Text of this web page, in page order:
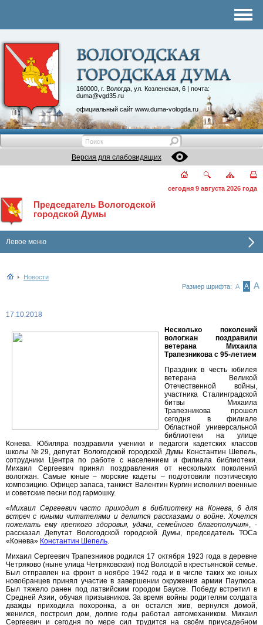
160000, г. Вологда, ул. Козленская, 6 | почта:
duma@vgd35.ru
официальный сайт www.duma-vologda.ru
Контакты
Депутатские объединения
Версия для слабовидящих
сегодня 9 августа 2026 года
Председатель Вологодской
городской Думы
Левое меню
Новости
Размер шрифта: А А А
17.10.2018
Несколько поколений
вологжан поздравили
ветерана Михаила
Трапезникова с 95-летием
Праздник в честь юбилея
ветерана Великой
Отечественной войны,
участника Сталинградской
битвы Михаила
Трапезникова прошел
сегодня в филиале
Областной универсальной
библиотеки на улице
Конева. Юбиляра поздравили ученики и педагоги кадетских классов
школы №29, депутат Вологодской городской Думы Константин Шепель,
сотрудники Центра по работе с населением и филиала библиотеки.
Михаил Сергеевич принял поздравления от нескольких поколений
вологжан. Самые юные – морские кадеты – подготовили поэтическую
композицию. Офицер запаса, танкист Валентин Кургин исполнил военные
и советские песни под гармошку.
«Михаил Сергеевич часто приходит в библиотеку на Конева, 6 для
встреч с юными читателями и делится рассказами о войне. Хочется
пожелать ему крепкого здоровья, удачи, семейного благополучия», -
рассказал Депутат Вологодской городской Думы, председатель ТОСа
«Конева» Константин Шепель.
Михаил Сергеевич Трапезников родился 17 октября 1923 года в деревне
Четряково (ныне улица Четряковская) под Вологдой в крестьянской семье.
Был отправлен на фронт в ноябре 1942 года и в числе таких же юных
новобранцев принял участие в завершении окружения армии Паулюса.
Был тяжело ранен под латвийским городом Бауске. Победу встретил в
Средней Азии, обучая призывников. За время войны родителям солдата
дважды приходила похоронка, а он остался жив, вернулся домой,
женился, построил дом, долгие годы работал автомехаником. Михаил
Сергеевич и сегодня по мере сил трудится на своём приусадебном